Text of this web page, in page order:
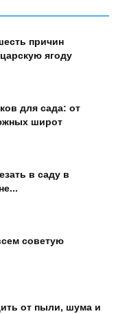
причин
ягоду
для сада: от
широт
в саду в
советую
от пыли, шума и